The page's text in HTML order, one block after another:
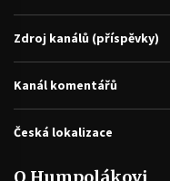
Zdroj kanálů (příspěvky)
Kanál komentářů
Česká lokalizace
O Humpolákovi